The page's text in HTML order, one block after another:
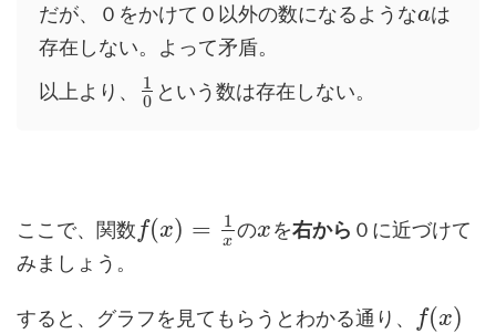
だが、０をかけて０以外の数になるようなaは
存在しない。よって矛盾。
以上より、
1
0 という数は存在しない。
ここで、関数 f(x) = 1
x のxを右から ０に近づけて
みましょう。
すると、グラフを見てもらうとわかる通り、 f(x)